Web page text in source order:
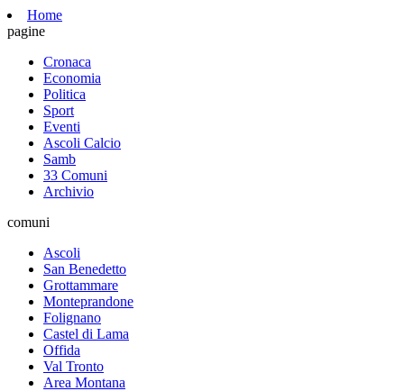
Home
pagine
Cronaca
Economia
Politica
Sport
Eventi
Ascoli Calcio
Samb
33 Comuni
Archivio
comuni
Ascoli
San Benedetto
Grottammare
Monteprandone
Folignano
Castel di Lama
Offida
Val Tronto
Area Montana